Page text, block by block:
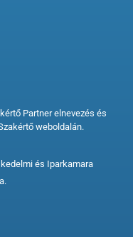
Partner elnevezés és
weboldalán.
és Iparkamara